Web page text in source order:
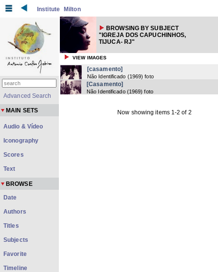
Institute Milton
BROWSING BY SUBJECT
"IGREJA DOS CAPUCHINHOS,
TIJUCA- RJ"
VIEW IMAGES
[casamento]
Não Identificado (1969) foto
[Casamento]
Não Identificado (1969) foto
Now showing items 1-2 of 2
Advanced Search
MAIN SETS
Audio & Vídeo
Iconography
Scores
Text
BROWSE
Date
Authors
Titles
Subjects
Favorite
Timeline